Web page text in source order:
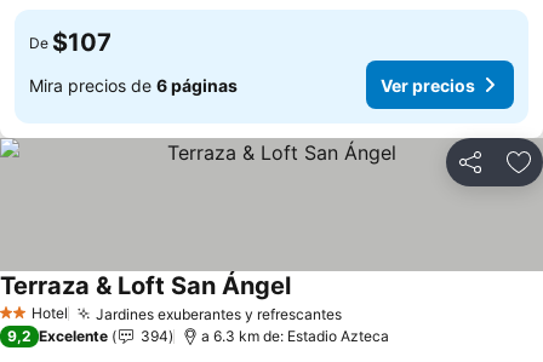
De $107
Mira precios de 6 páginas Ver precios
Compartir
2 Estrellas
Hotel Jardines exuberantes y refrescantesVer precios
Terraza & Loft San ÁngelVer precios
9,2 Excelente 394 a 6.3 km de: Estadio Azteca